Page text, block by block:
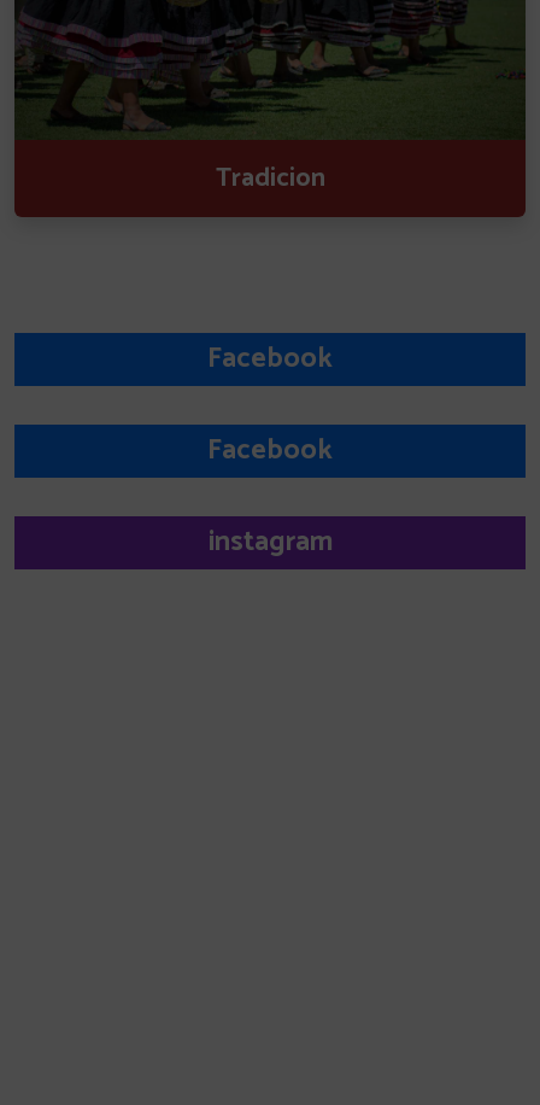
Tradicion
Facebook
Facebook
instagram